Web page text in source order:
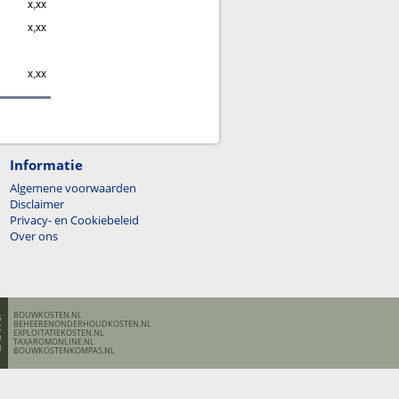
x,xx
x,xx
x,xx
Informatie
Algemene voorwaarden
Disclaimer
Privacy- en Cookiebeleid
Over ons
BOUWKOSTEN.NL
BEHEERENONDERHOUDKOSTEN.NL
EXPLOITATIEKOSTEN.NL
TAXAROMONLINE.NL
BOUWKOSTENKOMPAS.NL